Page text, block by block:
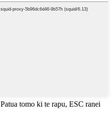
Patua tomo ki te rapu, ESC ranei